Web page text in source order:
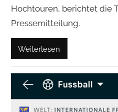
Hochtouren, berichtet die
Pressemitteilung.
Weiterlesen